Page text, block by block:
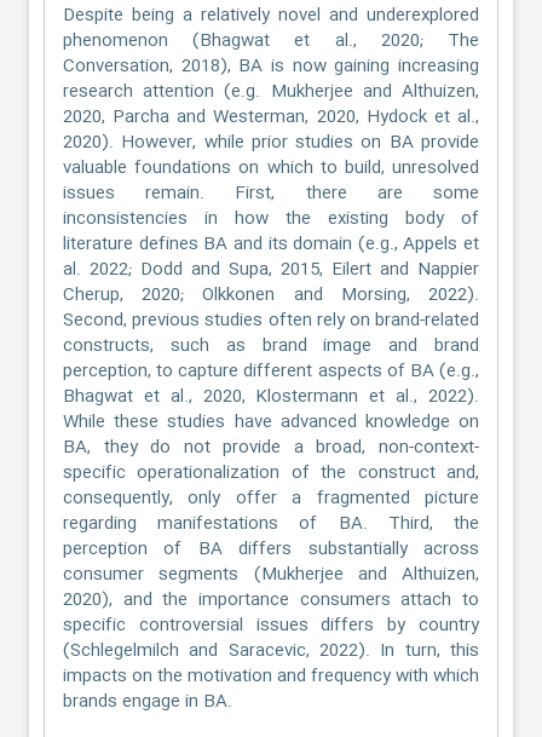
Despite being a relatively novel and underexplored
phenomenon (Bhagwat et al., 2020; The
Conversation, 2018), BA is now gaining increasing
research attention (e.g. Mukherjee and Althuizen,
2020, Parcha and Westerman, 2020, Hydock et al.,
2020). However, while prior studies on BA provide
valuable foundations on which to build, unresolved
issues remain. First, there are some
inconsistencies in how the existing body of
literature defines BA and its domain (e.g., Appels et
al. 2022; Dodd and Supa, 2015, Eilert and Nappier
Cherup, 2020; Olkkonen and Morsing, 2022).
Second, previous studies often rely on brand-related
constructs, such as brand image and brand
perception, to capture different aspects of BA (e.g.,
Bhagwat et al., 2020, Klostermann et al., 2022).
While these studies have advanced knowledge on
BA, they do not provide a broad, non-context-
specific operationalization of the construct and,
consequently, only offer a fragmented picture
regarding manifestations of BA. Third, the
perception of BA differs substantially across
consumer segments (Mukherjee and Althuizen,
2020), and the importance consumers attach to
specific controversial issues differs by country
(Schlegelmilch and Saracevic, 2022). In turn, this
impacts on the motivation and frequency with which
brands engage in BA.